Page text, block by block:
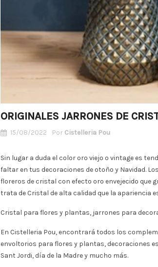
ORIGINALES JARRONES DE
15/08/2022 Por Cistelleria Pou
Sin lugar a duda el color oro viejo o vintage es
faltar en tus decoraciones de otoño y Navidad.
floreros de cristal con efecto oro envejecido que
trata de Cristal de alta calidad que la apariencia
Cristal para flores y plantas, jarrones para
En Cistelleria Pou, encontrará todos los
envoltorios para flores y plantas, decoraciones
Sant Jordi, día de la Madre y mucho más.